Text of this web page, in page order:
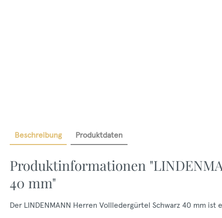
Beschreibung Produktdaten
Produktinformationen
40 mm"
Der LINDENMANN Herren Vollledergürtel Schwarz 40 mm